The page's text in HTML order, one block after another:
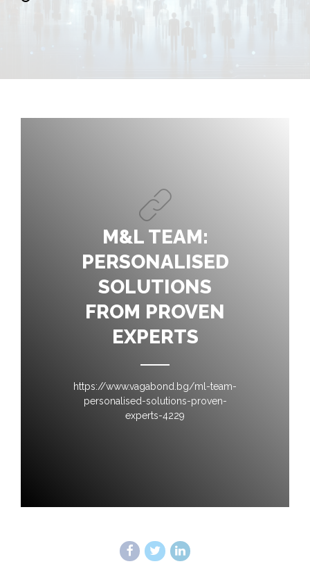
М&L TEAM:
PERSONALISED
SOLUTIONS
FROM PROVEN
EXPERTS
https://www.vagabond.bg/ml-team-
personalised-solutions-proven-
experts-4229